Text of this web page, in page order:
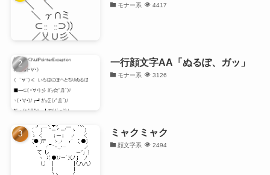
モナー系 4417
一行顔文字AA「ぬるぽ、ガッ」
モナー系 3126
ミャクミャク
顔文字系 2494